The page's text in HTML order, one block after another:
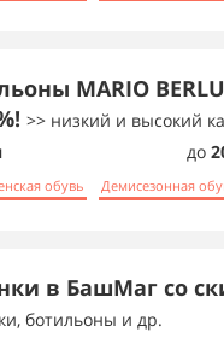
MARIO
>> низкий и высокий
до
обувь Демисезонная
в БашМаг со
ботильоны и др.